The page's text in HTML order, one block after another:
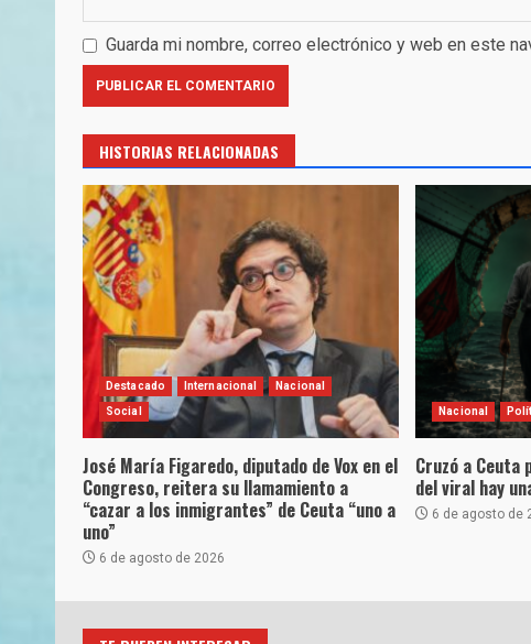
Guarda mi nombre, correo electrónico y web en este
HISTORIAS RELACIONADAS
Destacado Internacional Nacional
Social
José María Figaredo, diputado de Vox en el
Congreso, reitera su llamamiento a
“cazar a los inmigrantes” de Ceuta “uno a
uno”
6 de agosto de 2026
Nacional
Cruzó a Ceuta
del viral hay
6 de agosto de